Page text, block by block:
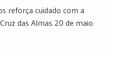
reforça cuidado com a
das Almas 20 de maio